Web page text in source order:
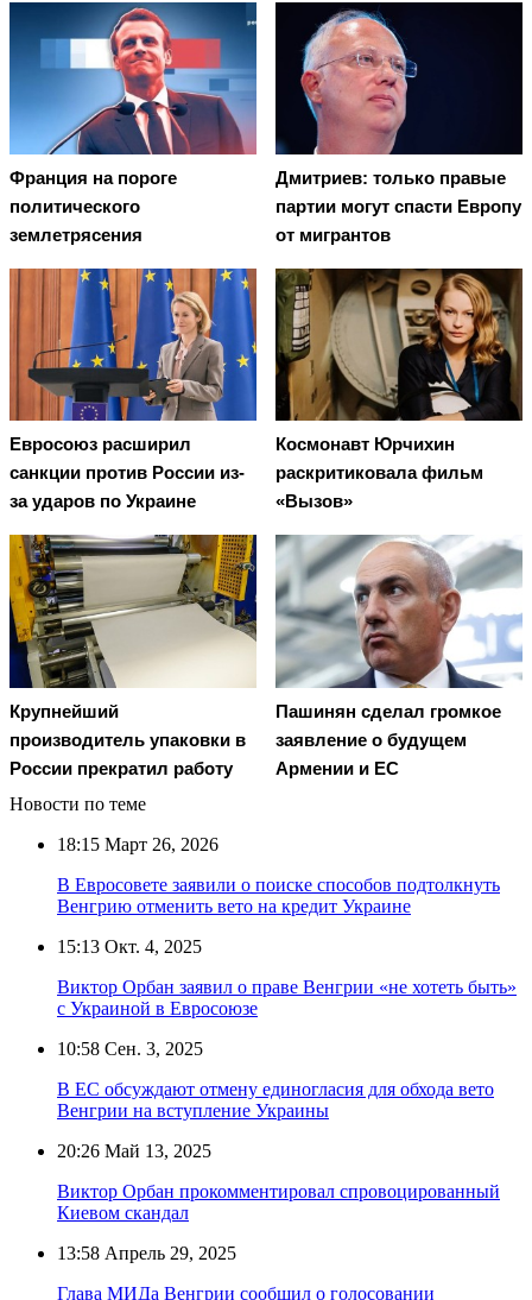
Франция на пороге
политического
землетрясения
Дмитриев: только правые
партии могут спасти Европу
от мигрантов
Евросоюз расширил
санкции против России из-
за ударов по Украине
Космонавт Юрчихин
раскритиковала фильм
«Вызов»
Крупнейший
производитель упаковки в
России прекратил работу
Пашинян сделал громкое
заявление о будущем
Армении и ЕС
Новости по теме
18:15 Март 26, 2026
В Евросовете заявили о поиске способов подтолкнуть
Венгрию отменить вето на кредит Украине
15:13 Окт. 4, 2025
Виктор Орбан заявил о праве Венгрии «не хотеть быть»
с Украиной в Евросоюзе
10:58 Сен. 3, 2025
В ЕС обсуждают отмену единогласия для обхода вето
Венгрии на вступление Украины
20:26 Май 13, 2025
Виктор Орбан прокомментировал спровоцированный
Киевом скандал
13:58 Апрель 29, 2025
Глава МИДа Венгрии сообщил о голосовании